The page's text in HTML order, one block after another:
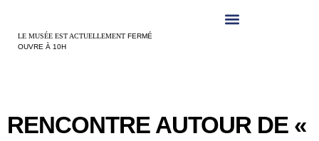
LE MUSÉE EST ACTUELLEMENT FERMÉ
OUVRE À 10H
RENCONTRE AUTOUR DE «